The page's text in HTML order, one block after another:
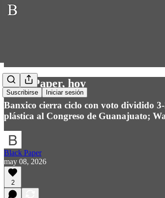
Suscribirse Iniciar sesión
BlackPaper, hoy
Banxico cierra ciclo con voto dividido
plástica al Congreso de Guanajuato;
Black Paper
may 08, 2026
2